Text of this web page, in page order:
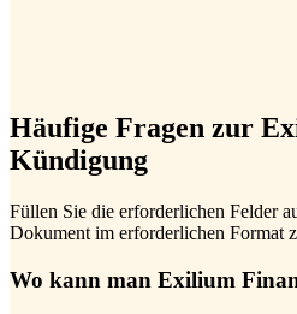
Häufige Fragen zur
Kündigung
Füllen Sie die erforderlichen Felder
Dokument im erforderlichen Format
Wo kann man Exilium